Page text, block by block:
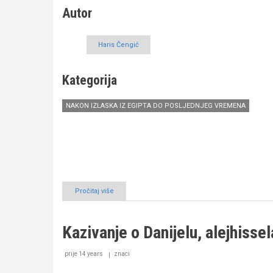
Autor
Haris Čengić
Kategorija
NAKON IZLASKA IZ EGIPTA DO POSLJEDNJEG VREMENA
Pročitaj više
Kazivanje
alejhisselam
Kazivanje o Danijelu,
prije 14 years znaci